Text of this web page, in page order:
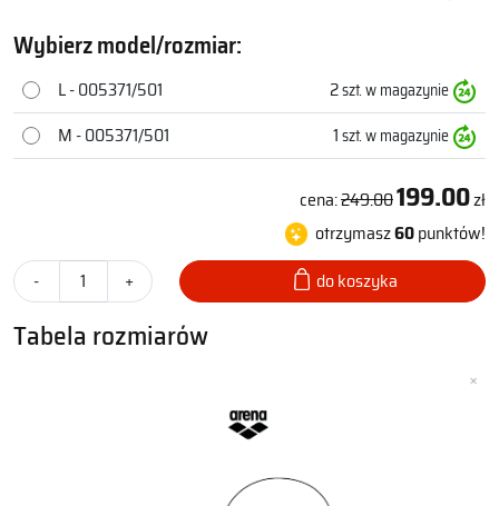
pod bieżącą wodą po użyciu i pozostaw do wyschnięcia z
Nie należy pozostawiać mokrego produktu w worku lub
innym pojemniku przez dłuższy czas;
Wybierz model/rozmiar:
L - 005371/501 2szt. w magazynie
M - 005371/501 1szt. w magazynie
cena:249.00199.00zł
otrzymasz60punktów!
-
+ do koszyka
Tabela rozmiarów